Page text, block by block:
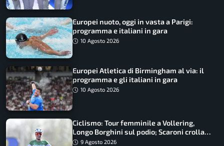
Europei nuoto, oggi in vasta a Parigi:
programma e italiani in gara
10 Agosto 2026
Europei Atletica di Birmingham al via: il
programma e gli italiani in gara
10 Agosto 2026
Ciclismo: Tour femminile a Vollering,
Longo Borghini sul podio; Scaroni crolla
in Polonia
9 Agosto 2026